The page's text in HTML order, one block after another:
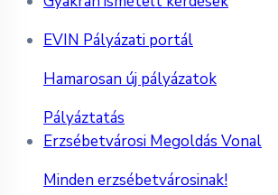
EVIN Pályázati portál
Hamarosan új pályázatok
Pályáztatás
Erzsébetvárosi Megoldás Vonal
Minden erzsébetvárosinak!